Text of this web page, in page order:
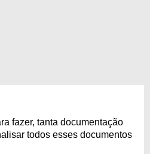
fazer, tanta documentação
todos esses documentos